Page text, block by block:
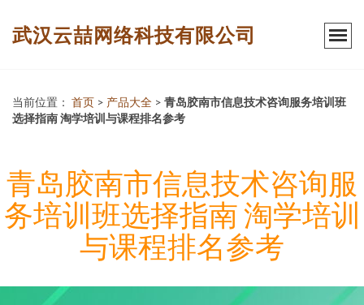
武汉云喆网络科技有限公司
当前位置： 首页 > 产品大全 > 青岛胶南市信息技术咨询服务培训班
选择指南 淘学培训与课程排名参考
青岛胶南市信息技术咨询服
务培训班选择指南 淘学培训
与课程排名参考